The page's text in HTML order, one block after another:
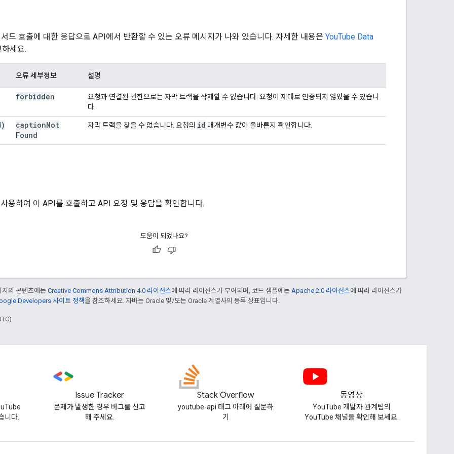
드 호출에 대한 응답으로 API에서 반환할 수 있는 오류 메시지가 나와 있습니다. 자세한 내용은 YouTube Data
세요.
오류 세부정보 설명
forbidden
요청과 연결된 권한으로는 자막 트랙을 삭제할 수 없습니다. 요청이 제대로 인증되지 않았을 수 있습니
다.
captionNot
Found
자막 트랙을 찾을 수 없습니다. 요청의 id 매개변수 값이 올바른지 확인합니다.
용하여 이 API를 호출하고 API 요청 및 응답을 확인합니다.
도움이 되었나요?
의 콘텐츠에는 Creative Commons Attribution 4.0 라이선스에 따라 라이선스가 부여되며, 코드 샘플에는 Apache 2.0 라이선스에 따라 라이선스가
Developers 사이트 정책을 참조하세요. 자바는 Oracle 및/또는 Oracle 계열사의 등록 상표입니다.
니다.
Issue Tracker
문제가 발생한 경우 버그를 신고
해 주세요.
Stack Overflow
youtube-api 태그 아래에 질문하
기
동영상
YouTube 개발자 관계팀의
YouTube 채널을 확인해 보세요.